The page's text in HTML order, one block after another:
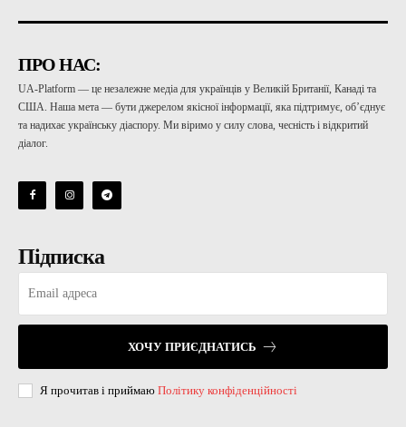
ПРО НАС:
UA-Platform — це незалежне медіа для українців у Великій Британії, Канаді та
США. Наша мета — бути джерелом якісної інформації, яка підтримує, об’єднує
та надихає українську діаспору. Ми віримо у силу слова, чесність і відкритий
діалог.
Підписка
ХОЧУ ПРИЄДНАТИСЬ
Я прочитав і приймаю Політику конфіденційності